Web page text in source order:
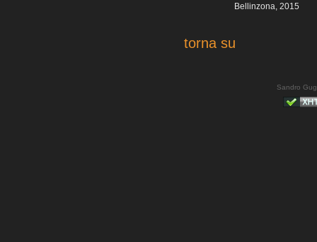
Bellinzona, 2015
torna su
Sandro